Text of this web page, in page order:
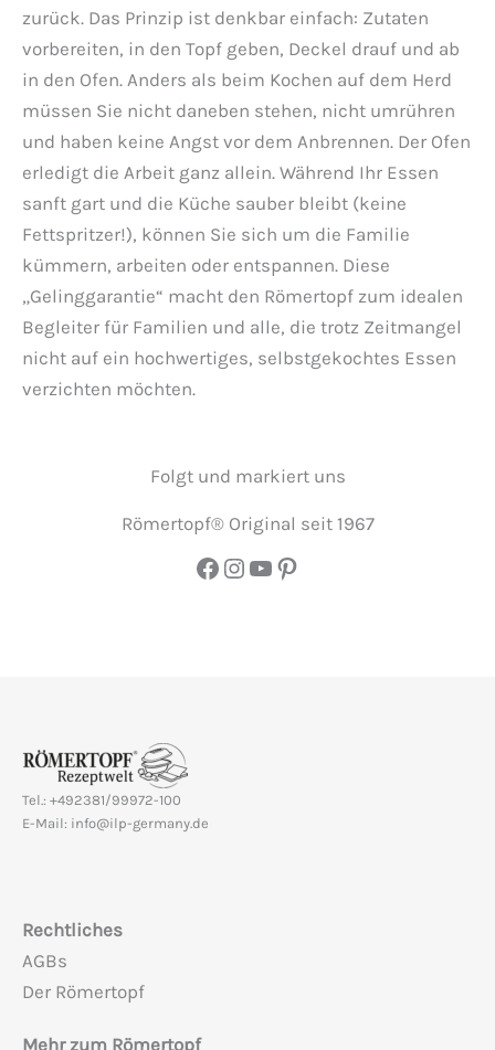
zurück. Das Prinzip ist denkbar einfach: Zutaten
vorbereiten, in den Topf geben, Deckel drauf und ab
in den Ofen. Anders als beim Kochen auf dem Herd
müssen Sie nicht daneben stehen, nicht umrühren
und haben keine Angst vor dem Anbrennen. Der Ofen
erledigt die Arbeit ganz allein. Während Ihr Essen
sanft gart und die Küche sauber bleibt (keine
Fettspritzer!), können Sie sich um die Familie
kümmern, arbeiten oder entspannen. Diese
„Gelinggarantie“ macht den Römertopf zum idealen
Begleiter für Familien und alle, die trotz Zeitmangel
nicht auf ein hochwertiges, selbstgekochtes Essen
verzichten möchten.
Folgt und markiert uns
Römertopf® Original seit 1967
Facebook
Instagram
YouTube
Pinterest
Tel.: +492381/99972-100
E-Mail: info@ilp-germany.de
Rechtliches
AGBs
Der Römertopf
Mehr zum Römertopf